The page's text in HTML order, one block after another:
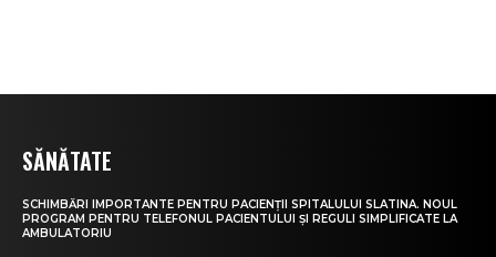
SĂNĂTATE
SCHIMBĂRI IMPORTANTE PENTRU PACIENȚII SPITALULUI SLATINA. NOUL
PROGRAM PENTRU TELEFONUL PACIENTULUI ȘI REGULI SIMPLIFICATE LA
AMBULATORIU